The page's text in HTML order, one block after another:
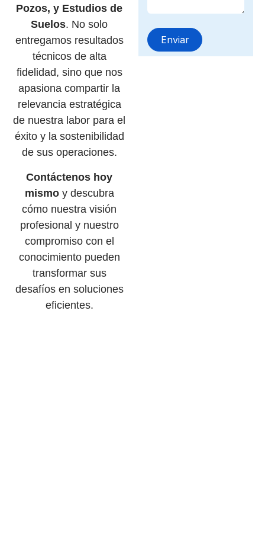
Pozos, y Estudios de
Suelos. No solo
entregamos resultados
técnicos de alta
fidelidad, sino que nos
apasiona compartir la
relevancia estratégica
de nuestra labor para el
éxito y la sostenibilidad
de sus operaciones.
Contáctenos hoy
mismoy descubra
cómo nuestra visión
profesional y nuestro
compromiso con el
conocimiento pueden
transformar sus
desafíos en soluciones
eficientes.